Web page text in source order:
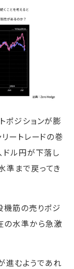
ポジションが膨
ートレードの巻
ドル円が下落し
準まで戻ってき
機筋の売りポジ
の水準から急激
進むようであれ